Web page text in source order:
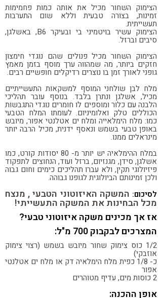
הצימוק השחור מכיל את אותה כמות פחמימות
זמינות, בצורה טבעית וללא שום התערבות
תעשייתית.
הצימוק עשיר בויטמיני בי ובעיקר B6, באשלגן,
סיבים וברזל.
הצימוק השחור מכיל פנולים שהם נוגדי חימצון
חזקים ביותר, מה שמהווה ערך מוסף בזמן מאמץ
גופני לאורך זמן בו נוצרים רדיקלים חופשיים רבים.
מלח לבן שולחני המוסף למשקאות התעשייתיים
מכיל, אשלגן ונתרן בלבד. בנוסף עובר תהליכי
הלבנה עם כלור ומוספים לו חומרים נוגדי התגבשות
הכוללים טלק ואלומיניום. לעומתו המלח הטבעי
כמו: מלח הימלאייה ומלח ים אטלנטי אפור, מיובש
באופן טבעי בשמש ונאסף ידנית, מכיל הרבה יותר
מינראלים ממנו.
במלח ההימלאיה יש יותר מ- 80 יסודות קורט, כמו
אשלגן, סידן, מגנזיום, ברזל ועוד, הנחוצים לתפקוד
פיזיולוגי תקין, ולא עברו תהליכים כימים וחום גבוה
ולכן זמינותם הביולוגית לגופנו גבוהה.
לסיכום: המשקה האיזוטוני הטבעי , מנצח
מכל הבחינות את המשקה התעשייתי!
אז אך מכינים משקה איזוטוני טבעי?
המצרכים לבקבוק 700 מ"ל:
1/2 כוס צימוק שחור מיובש בשמש (רצוי צימוק
אוזבקי)
כ- 1/8 כפית מלח הימלאיה דק או מלח ים אטלנטי
אפור
2 כוסות מים, עדיף מטוהרים
אופן ההכנה: